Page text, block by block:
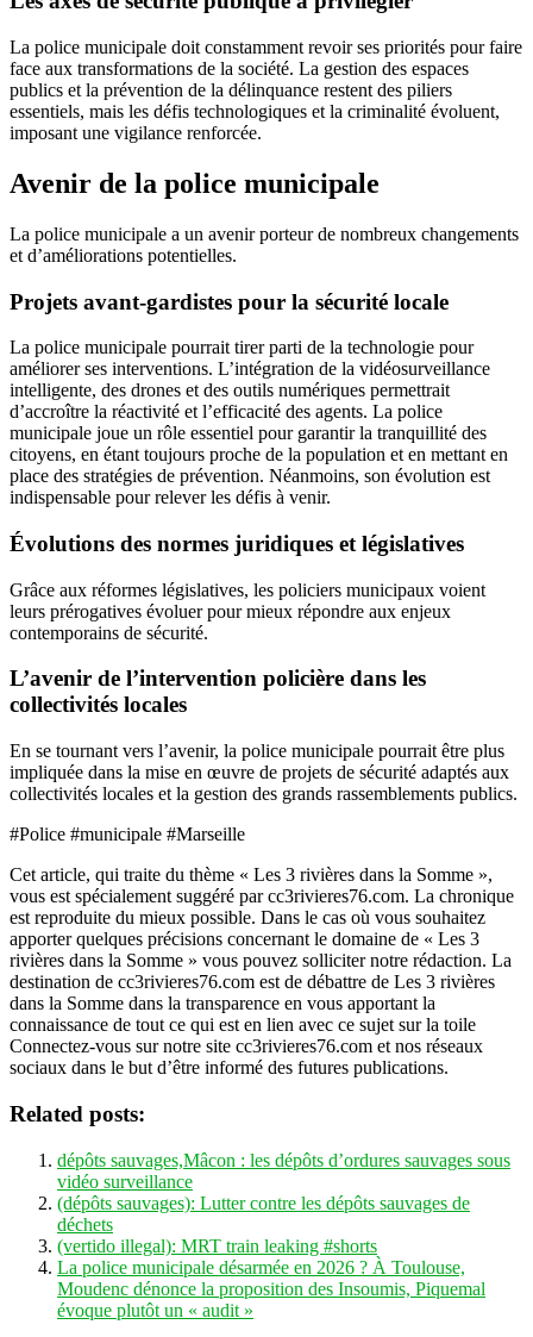
La police municipale doit constamment revoir ses priorités pour faire
face aux transformations de la société. La gestion des espaces
publics et la prévention de la délinquance restent des piliers
essentiels, mais les défis technologiques et la criminalité évoluent,
imposant une vigilance renforcée.
Avenir de la police municipale
La police municipale a un avenir porteur de nombreux changements
et d’améliorations potentielles.
Projets avant-gardistes pour la sécurité locale
La police municipale pourrait tirer parti de la technologie pour
améliorer ses interventions. L’intégration de la vidéosurveillance
intelligente, des drones et des outils numériques permettrait
d’accroître la réactivité et l’efficacité des agents. La police
municipale joue un rôle essentiel pour garantir la tranquillité des
citoyens, en étant toujours proche de la population et en mettant en
place des stratégies de prévention. Néanmoins, son évolution est
indispensable pour relever les défis à venir.
Évolutions des normes juridiques et législatives
Grâce aux réformes législatives, les policiers municipaux voient
leurs prérogatives évoluer pour mieux répondre aux enjeux
contemporains de sécurité.
L’avenir de l’intervention policière dans les
collectivités locales
En se tournant vers l’avenir, la police municipale pourrait être plus
impliquée dans la mise en œuvre de projets de sécurité adaptés aux
collectivités locales et la gestion des grands rassemblements publics.
#Police #municipale #Marseille
Cet article, qui traite du thème « Les 3 rivières dans la Somme »,
vous est spécialement suggéré par cc3rivieres76.com. La chronique
est reproduite du mieux possible. Dans le cas où vous souhaitez
apporter quelques précisions concernant le domaine de « Les 3
rivières dans la Somme » vous pouvez solliciter notre rédaction. La
destination de cc3rivieres76.com est de débattre de Les 3 rivières
dans la Somme dans la transparence en vous apportant la
connaissance de tout ce qui est en lien avec ce sujet sur la toile
Connectez-vous sur notre site cc3rivieres76.com et nos réseaux
sociaux dans le but d’être informé des futures publications.
Related posts:
dépôts sauvages,Mâcon : les dépôts d’ordures sauvages sous
vidéo surveillance
(dépôts sauvages): Lutter contre les dépôts sauvages de
déchets
(vertido illegal): MRT train leaking #shorts
La police municipale désarmée en 2026 ? À Toulouse,
Moudenc dénonce la proposition des Insoumis, Piquemal
évoque plutôt un « audit »